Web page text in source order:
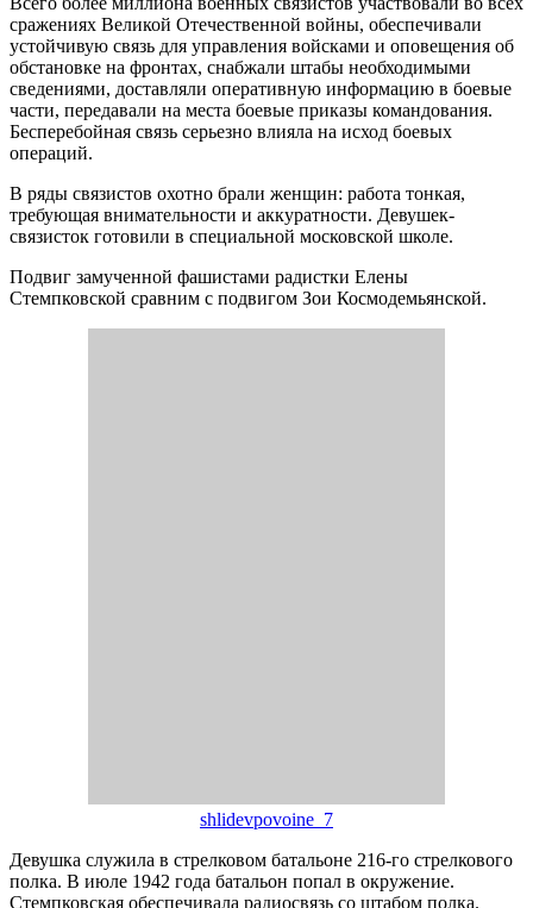
сражениях Великой Отечественной войны, обеспечивали
устойчивую связь для управления войсками и оповещения об
обстановке на фронтах, снабжали штабы необходимыми
сведениями, доставляли оперативную информацию в боевые
части, передавали на места боевые приказы командования.
Бесперебойная связь серьезно влияла на исход боевых
операций.
В ряды связистов охотно брали женщин: работа тонкая,
требующая внимательности и аккуратности. Девушек-
связисток готовили в специальной московской школе.
Подвиг замученной фашистами радистки Елены
Стемпковской сравним с подвигом Зои Космодемьянской.
shlidevpovoine_7
Девушка служила в стрелковом батальоне 216-го стрелкового
полка. В июле 1942 года батальон попал в окружение.
Стемпковская обеспечивала радиосвязь со штабом полка.